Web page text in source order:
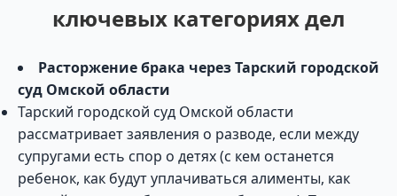
ключевых категориях дел
Расторжение брака через Тарский городской
суд Омской области
Тарский городской суд Омской области
рассматривает заявления о разводе, если между
супругами есть спор о детях (с кем останется
ребенок, как будут уплачиваться алименты, как